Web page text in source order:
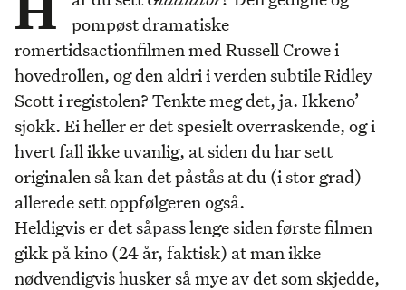
pompøst dramatiske
romertidsactionfilmen med Russell Crowe i
hovedrollen, og den aldri i verden subtile Ridley
Scott i registolen? Tenkte meg det, ja. Ikkeno’
sjokk. Ei heller er det spesielt overraskende, og i
hvert fall ikke uvanlig, at siden du har sett
originalen så kan det påstås at du (i stor grad)
allerede sett oppfølgeren også.
Heldigvis er det såpass lenge siden første filmen
gikk på kino (24 år, faktisk) at man ikke
nødvendigvis husker så mye av det som skjedde,